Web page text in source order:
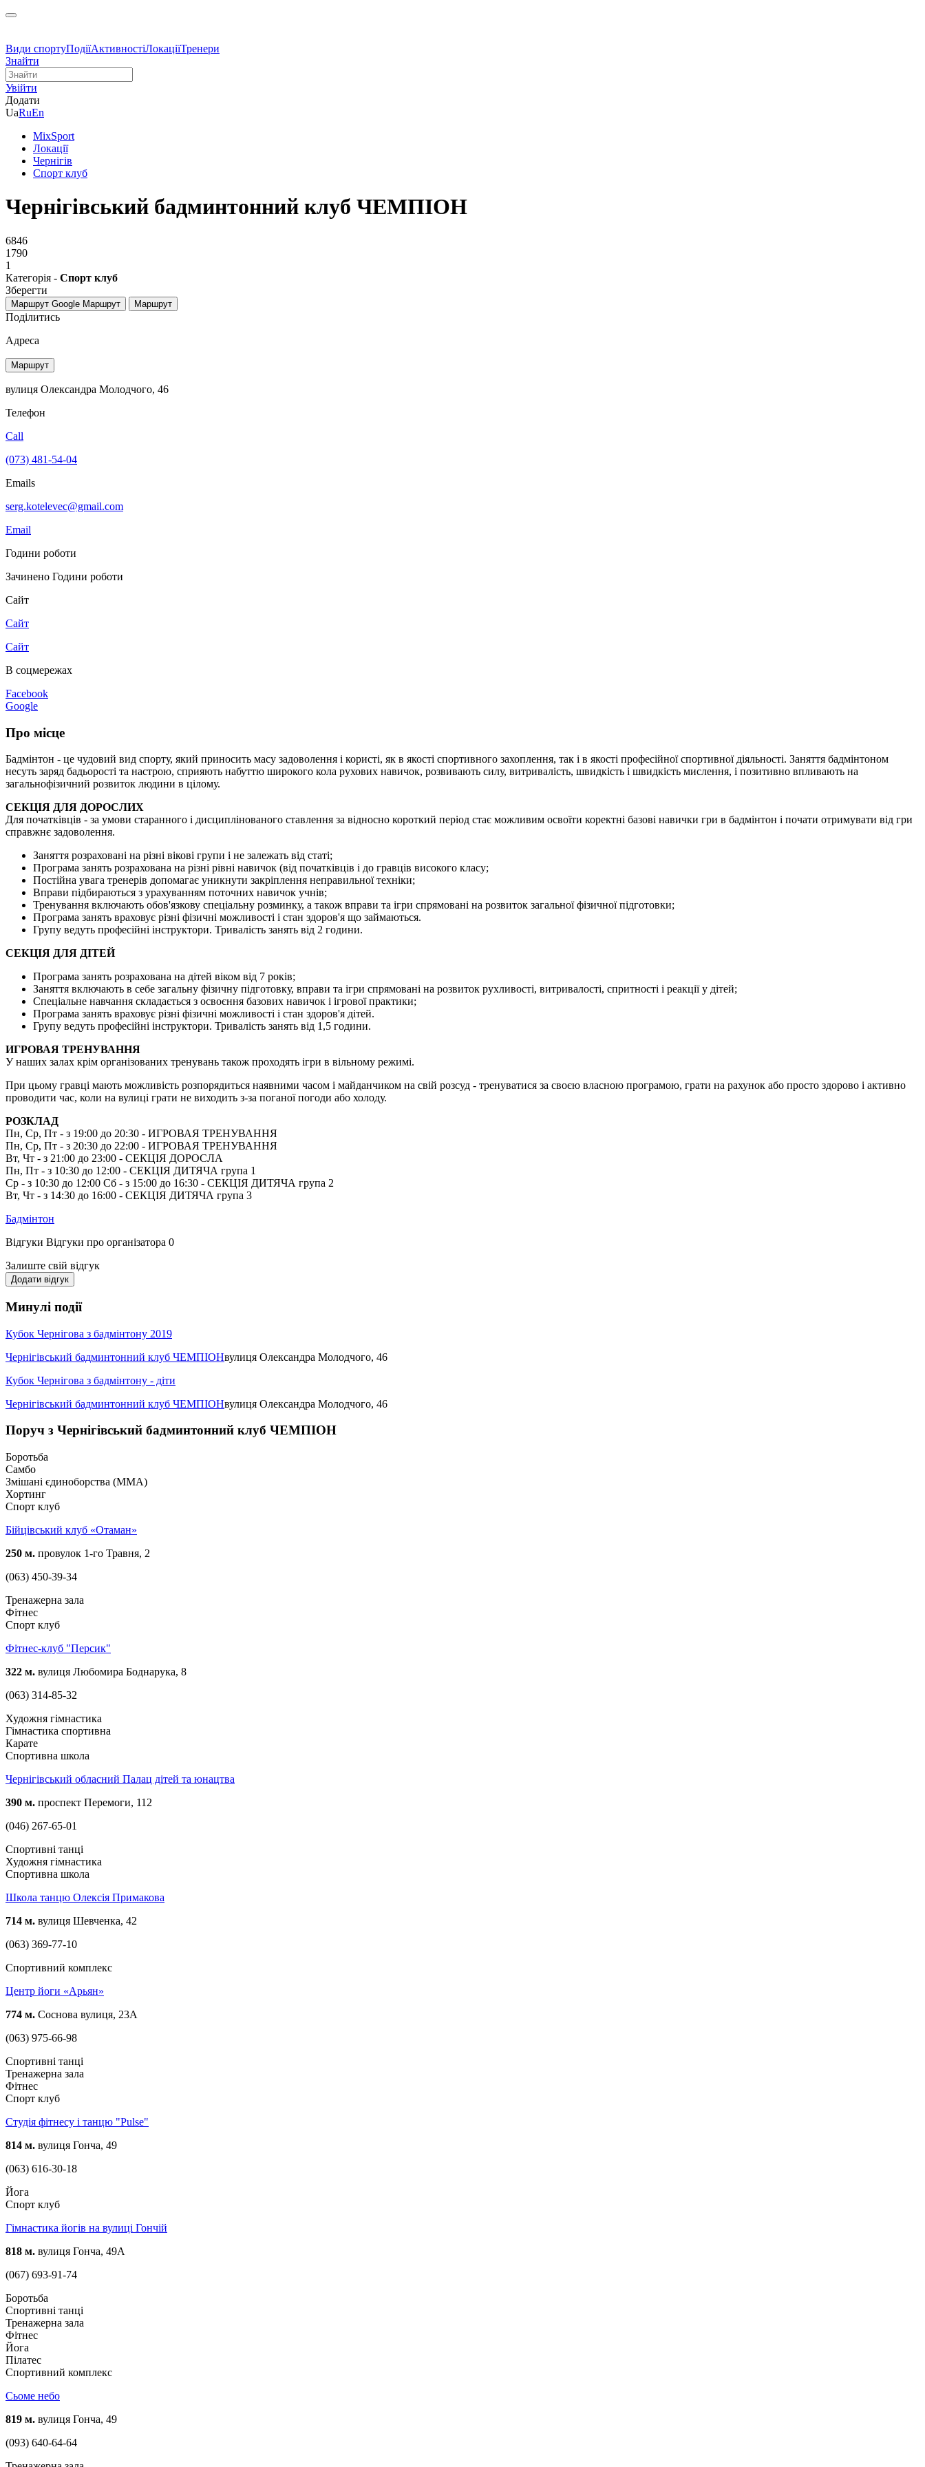
Види спортуПодіїАктивностіЛокаціїТренери
Знайти
Увійти
Додати
UaRuEn
MixSport
Локації
Чернігів
Спорт клуб
Чернігівський бадминтонний клуб ЧЕМПІОН
6846
1790
1
Категорія - Спорт клуб
Зберегти
Маршрут Google Маршрут Маршрут
Поділитись
Адреса
Маршрут
вулиця Олександра Молодчого, 46
Телефон
Call
(073) 481-54-04
Emails
serg.kotelevec@gmail.com
Email
Години роботи
Зачинено Години роботи
Сайт
Сайт
Сайт
В соцмережах
Facebook
Google
Про місце
Бадмінтон - це чудовий вид спорту, який приносить масу задоволення і користі, як в якості спортивного захоплення, так і в якості професійної спортивної діяльності. Заняття бадмінтоном
несуть заряд бадьорості та настрою, сприяють набуттю широкого кола рухових навичок, розвивають силу, витривалість, швидкість і швидкість мислення, і позитивно впливають на
загальнофізичний розвиток людини в цілому.
СЕКЦІЯ ДЛЯ ДОРОСЛИХ
Для початківців - за умови старанного і дисциплінованого ставлення за відносно короткий період стає можливим освоїти коректні базові навички гри в бадмінтон і почати отримувати від гри
справжнє задоволення.
Заняття розраховані на різні вікові групи і не залежать від статі;
Програма занять розрахована на різні рівні навичок (від початківців і до гравців високого класу;
Постійна увага тренерів допомагає уникнути закріплення неправильної техніки;
Вправи підбираються з урахуванням поточних навичок учнів;
Тренування включають обов'язкову спеціальну розминку, а також вправи та ігри спрямовані на розвиток загальної фізичної підготовки;
Програма занять враховує різні фізичні можливості і стан здоров'я що займаються.
Групу ведуть професійні інструктори. Тривалість занять від 2 години.
СЕКЦІЯ ДЛЯ ДІТЕЙ
Програма занять розрахована на дітей віком від 7 років;
Заняття включають в себе загальну фізичну підготовку, вправи та ігри спрямовані на розвиток рухливості, витривалості, спритності і реакції у дітей;
Спеціальне навчання складається з освоєння базових навичок і ігрової практики;
Програма занять враховує різні фізичні можливості і стан здоров'я дітей.
Групу ведуть професійні інструктори. Тривалість занять від 1,5 години.
ИГРОВАЯ ТРЕНУВАННЯ
У наших залах крім організованих тренувань також проходять ігри в вільному режимі.
При цьому гравці мають можливість розпорядиться наявними часом і майданчиком на свій розсуд - тренуватися за своєю власною програмою, грати на рахунок або просто здорово і активно
проводити час, коли на вулиці грати не виходить з-за поганої погоди або холоду.
РОЗКЛАД
Пн, Ср, Пт - з 19:00 до 20:30 - ИГРОВАЯ ТРЕНУВАННЯ
Пн, Ср, Пт - з 20:30 до 22:00 - ИГРОВАЯ ТРЕНУВАННЯ
Вт, Чт - з 21:00 до 23:00 - СЕКЦІЯ ДОРОСЛА
Пн, Пт - з 10:30 до 12:00 - СЕКЦІЯ ДИТЯЧА група 1
Ср - з 10:30 до 12:00 Сб - з 15:00 до 16:30 - СЕКЦІЯ ДИТЯЧА група 2
Вт, Чт - з 14:30 до 16:00 - СЕКЦІЯ ДИТЯЧА група 3
Бадмінтон
Відгуки Відгуки про організатора 0
Залиште свій відгук
Додати відгук
Минулі події
Кубок Чернігова з бадмінтону 2019
Чернігівський бадминтонний клуб ЧЕМПІОНвулиця Олександра Молодчого, 46
Кубок Чернігова з бадмінтону - діти
Чернігівський бадминтонний клуб ЧЕМПІОНвулиця Олександра Молодчого, 46
Поруч з Чернігівський бадминтонний клуб ЧЕМПІОН
Боротьба
Самбо
Змішані єдиноборства (ММА)
Хортинг
Спорт клуб
Бійцівський клуб «Отаман»
250 м. провулок 1-го Травня, 2
(063) 450-39-34
Тренажерна зала
Фітнес
Спорт клуб
Фітнес-клуб "Персик"
322 м. вулиця Любомира Боднарука, 8
(063) 314-85-32
Художня гімнастика
Гімнастика спортивна
Карате
Спортивна школа
Чернігівський обласний Палац дітей та юнацтва
390 м. проспект Перемоги, 112
(046) 267-65-01
Спортивні танці
Художня гімнастика
Спортивна школа
Школа танцю Олексія Примакова
714 м. вулиця Шевченка, 42
(063) 369-77-10
Спортивний комплекс
Центр йоги «Арьян»
774 м. Соснова вулиця, 23А
(063) 975-66-98
Спортивні танці
Тренажерна зала
Фітнес
Спорт клуб
Студія фітнесу і танцю "Pulse"
814 м. вулиця Гонча, 49
(063) 616-30-18
Йога
Спорт клуб
Гімнастика йогів на вулиці Гончій
818 м. вулиця Гонча, 49А
(067) 693-91-74
Боротьба
Спортивні танці
Тренажерна зала
Фітнес
Йога
Пілатес
Спортивний комплекс
Сьоме небо
819 м. вулиця Гонча, 49
(093) 640-64-64